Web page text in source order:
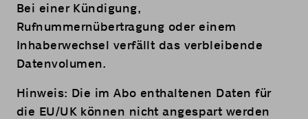
Bei einer Kündigung,
Rufnummernübertragung oder einem
Inhaberwechsel verfällt das verbleibende
Datenvolumen.
Hinweis: Die im Abo enthaltenen Daten für
die EU/UK können nicht angespart werden